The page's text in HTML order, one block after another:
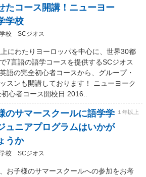
たコース開講！ニューヨー
学校
校 SCジオス
にわたりヨーロッパを中心に、世界30都
7言語の語学コースを提供するSCジオス
語の完全初心者コースから、グループ・
スンも開講しております！ ニューヨーク
心者コース開校日 2016..
のサマースクールに語学学
ュニアプログラムはいかが
うか
１年以上
校 SCジオス
お子様のサマースクールへの参加をお考